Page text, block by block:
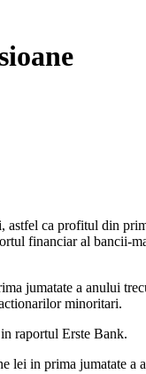
ca profitul din
financiar al bancii-
jumatate a anului
minoritari.
raportul Erste Bank.
lei in prima jumatate a